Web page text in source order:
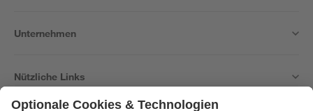
Unternehmen
Nützliche Links